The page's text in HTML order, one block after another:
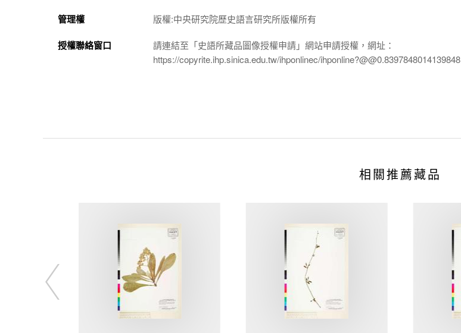
管理權 版權:中央研究院歷史語言研究所版權所有
授權聯絡窗口
請連結至「史語所藏品圖像授權申請」網站申請授權，網址：
https://copyrite.ihp.sinica.edu.tw/ihponlinec/ihponline?@@0.8397848014139848
相關推薦藏品